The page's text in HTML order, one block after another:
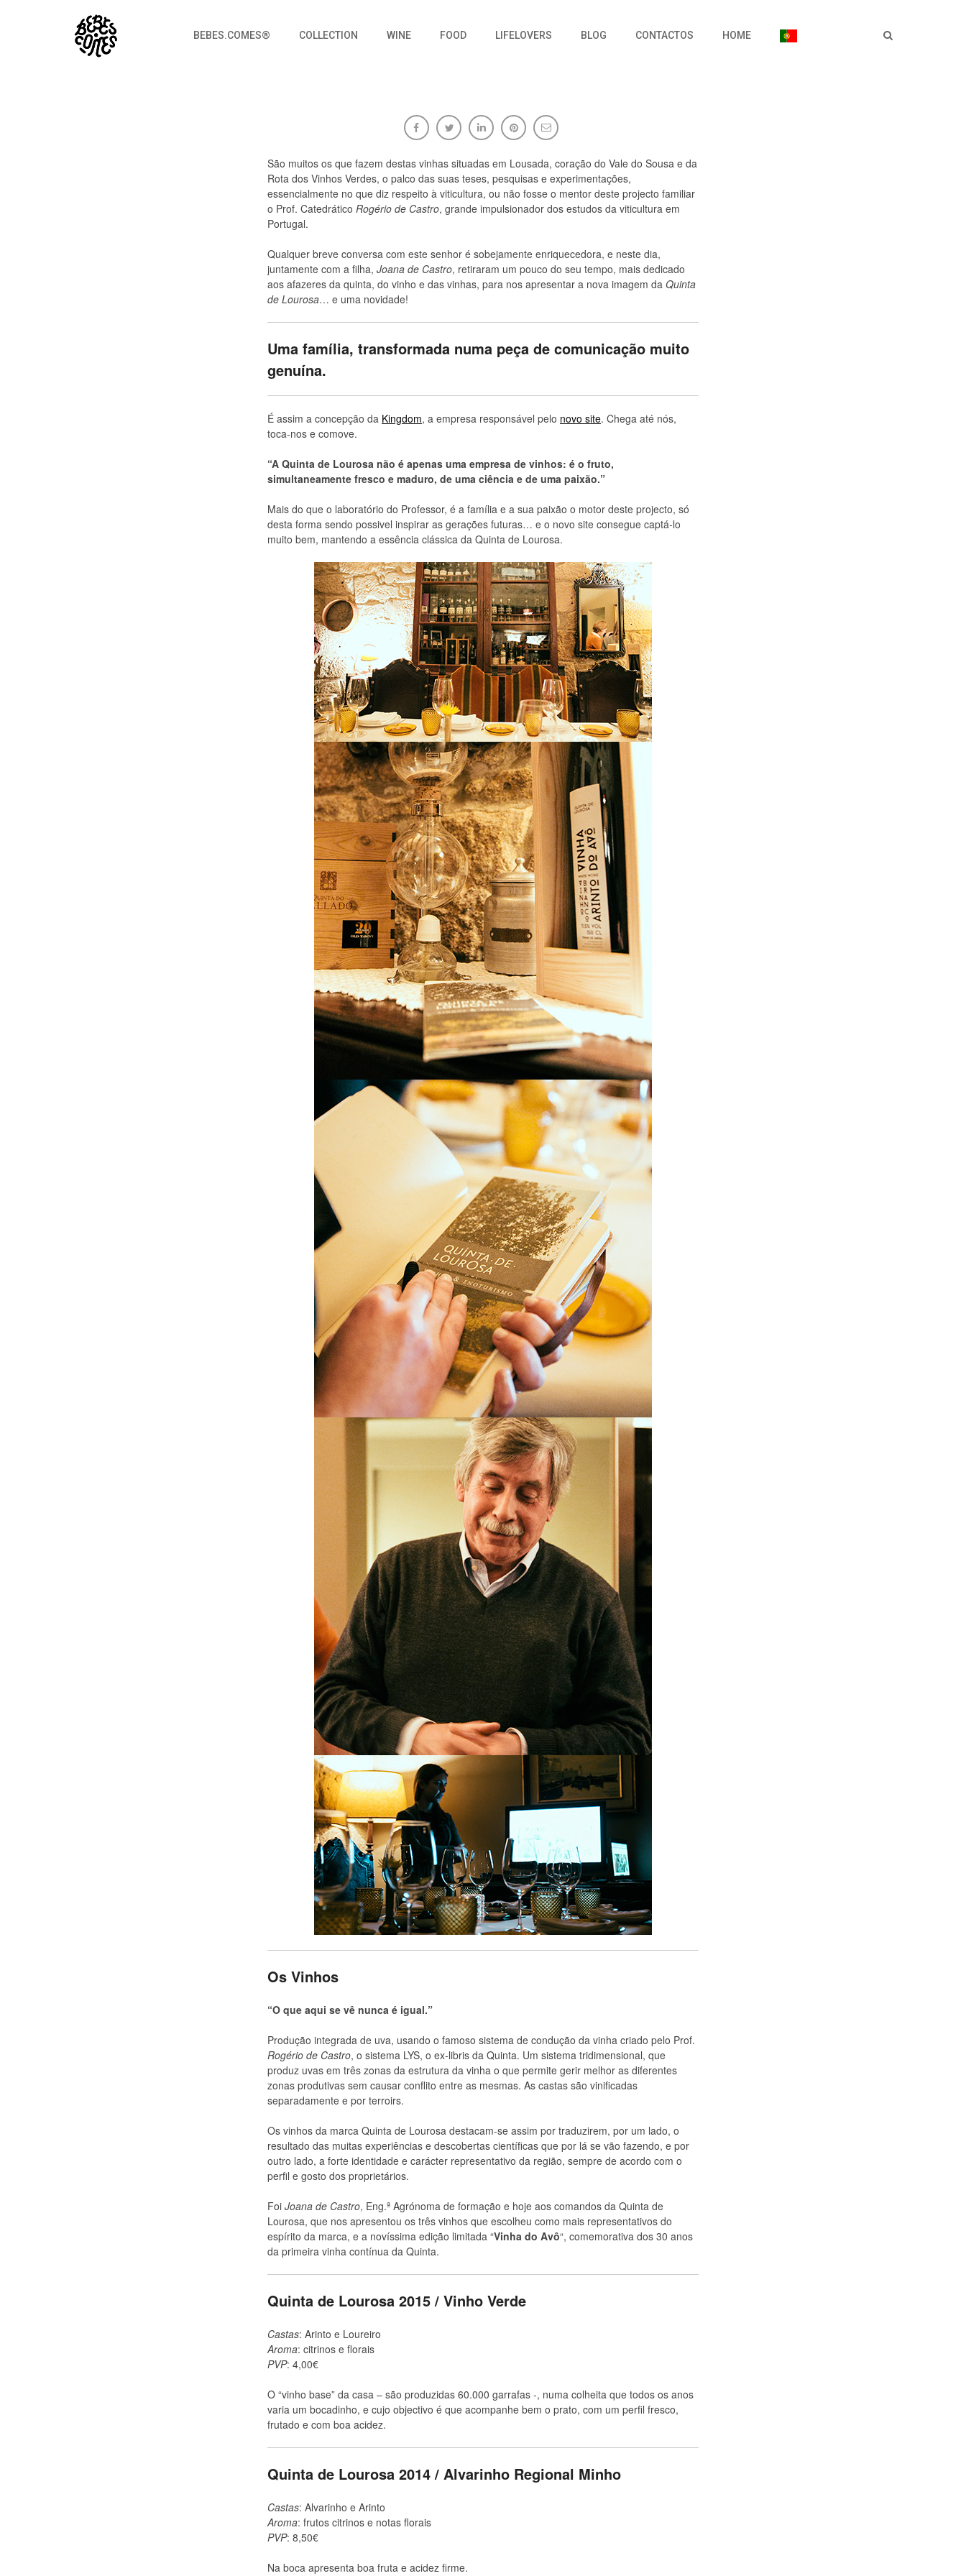
BEBES.COMES® COLLECTION WINE FOOD LIFELOVERS BLOG CONTACTOS HOME
03/04/2016 Sem comentários
São muitos os que fazem destas vinhas situadas em Lousada, coração do Vale do Sousa e da
Rota dos Vinhos Verdes, o palco das suas teses, pesquisas e experimentações,
essencialmente no que diz respeito à viticultura, ou não fosse o mentor deste projecto familiar
o Prof. Catedrático Rogério de Castro, grande impulsionador dos estudos da viticultura em
Portugal.
Qualquer breve conversa com este senhor é sobejamente enriquecedora, e neste dia,
juntamente com a filha, Joana de Castro, retiraram um pouco do seu tempo, mais dedicado
aos afazeres da quinta, do vinho e das vinhas, para nos apresentar a nova imagem da Quinta
de Lourosa… e uma novidade!
Uma família, transformada numa peça de comunicação muito
genuína.
É assim a concepção da Kingdom, a empresa responsável pelo novo site. Chega até nós,
toca-nos e comove.
“A Quinta de Lourosa não é apenas uma empresa de vinhos: é o fruto,
simultaneamente fresco e maduro, de uma ciência e de uma paixão.”
Mais do que o laboratório do Professor, é a família e a sua paixão o motor deste projecto, só
desta forma sendo possivel inspirar as gerações futuras… e o novo site consegue captá-lo
muito bem, mantendo a essência clássica da Quinta de Lourosa.
Os Vinhos
“O que aqui se vê nunca é igual.”
Produção integrada de uva, usando o famoso sistema de condução da vinha criado pelo Prof.
Rogério de Castro, o sistema LYS, o ex-libris da Quinta. Um sistema tridimensional, que
produz uvas em três zonas da estrutura da vinha o que permite gerir melhor as diferentes
zonas produtivas sem causar conflito entre as mesmas. As castas são vinificadas
separadamente e por terroirs.
Os vinhos da marca Quinta de Lourosa destacam-se assim por traduzirem, por um lado, o
resultado das muitas experiências e descobertas científicas que por lá se vão fazendo, e por
outro lado, a forte identidade e carácter representativo da região, sempre de acordo com o
perfil e gosto dos proprietários.
Foi Joana de Castro, Eng.ª Agrónoma de formação e hoje aos comandos da Quinta de
Lourosa, que nos apresentou os três vinhos que escolheu como mais representativos do
espírito da marca, e a novíssima edição limitada “Vinha do Avô“, comemorativa dos 30 anos
da primeira vinha contínua da Quinta.
Quinta de Lourosa 2015 / Vinho Verde
Castas: Arinto e Loureiro
Aroma: citrinos e florais
PVP: 4,00€
O “vinho base” da casa – são produzidas 60.000 garrafas -, numa colheita que todos os anos
varia um bocadinho, e cujo objectivo é que acompanhe bem o prato, com um perfil fresco,
frutado e com boa acidez.
Quinta de Lourosa 2014 / Alvarinho Regional Minho
Castas: Alvarinho e Arinto
Aroma: frutos citrinos e notas florais
PVP: 8,50€
Na boca apresenta boa fruta e acidez firme.